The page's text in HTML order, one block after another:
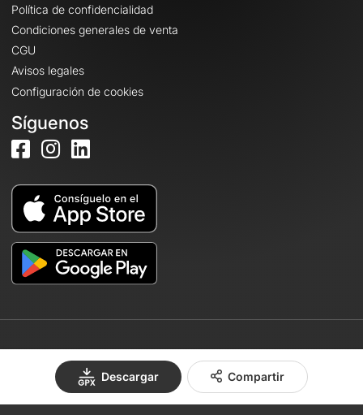
Descargar Compartir
Política de confidencialidad
Condiciones generales de venta
CGU
Avisos legales
Configuración de cookies
Síguenos